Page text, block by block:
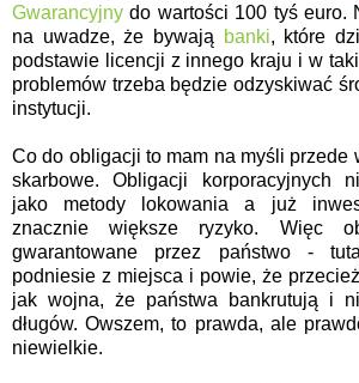
Gwarancyjny do wartości 100 tyś euro.
na uwadze, że bywają
banki, które
podstawie licencji z innego kraju i w
problemów trzeba będzie odzyskiwać
instytucji.
Co do obligacji to mam na myśli przede
skarbowe. Obligacji korporacyjnych
jako metody lokowania a już
znacznie większe ryzyko. Więc
gwarantowane przez państwo -
podniesie z miejsca i powie, że
jak wojna, że państwa bankrutują i
długów. Owszem, to prawda, ale
niewielkie.